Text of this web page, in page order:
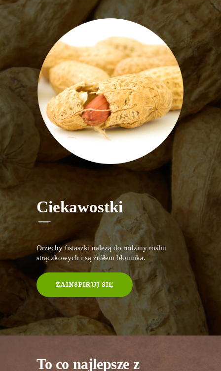
Ciekawostki
Orzechy fistaszki należą do rodziny roślin
strączkowych i są źrółem błonnika.
ZAINSPIRUJ SIĘ
To co najlepsze z